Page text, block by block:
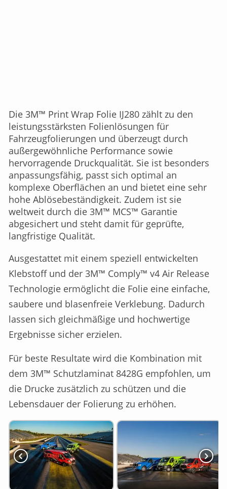
Die 3M™ Print Wrap Folie IJ280 zählt zu den
leistungsstärksten Folienlösungen für
Fahrzeugfolierungen und überzeugt durch
außergewöhnliche Performance sowie
hervorragende Druckqualität. Sie ist besonders
anpassungsfähig, passt sich optimal an
komplexe Oberflächen an und bietet eine sehr
hohe Ablösebeständigkeit. Zudem ist sie
weltweit durch die 3M™ MCS™ Garantie
abgesichert und steht damit für geprüfte,
langfristige Qualität.
Ausgestattet mit einem speziell entwickelten
Klebstoff und der 3M™ Comply™ v4 Air Release
Technologie ermöglicht die Folie eine einfache,
saubere und blasenfreie Verklebung. Dadurch
lassen sich gleichmäßige und hochwertige
Ergebnisse sicher erzielen.
Für beste Resultate wird die Kombination mit
dem 3M™ Schutzlaminat 8428G empfohlen, um
die Drucke zusätzlich zu schützen und die
Lebensdauer der Folierung zu erhöhen.